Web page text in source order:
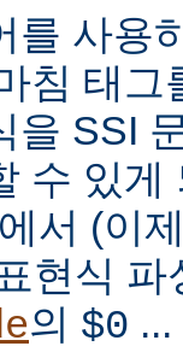
를 사용
침 태그
을 SSI
수 있게
서 (이
현식
의 $0 ...